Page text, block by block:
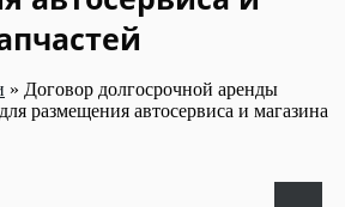
» Договор долгосрочной аренды
размещения автосервиса и магазина